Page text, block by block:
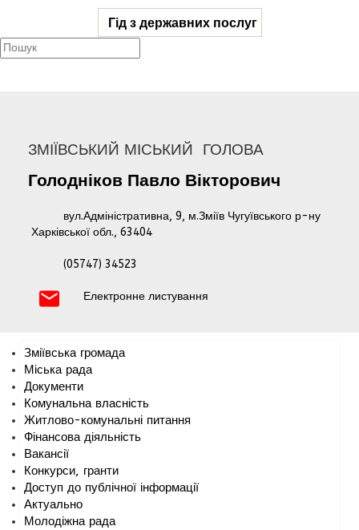
Гід з державних послуг
ЗМІЇВСЬКИЙ МІСЬКИЙ ГОЛОВА
Голодніков Павло Вікторович
вул.Адміністративна, 9, м.Зміїв Чугуївського р-ну
Харківської обл., 63404
(05747) 34523
Електронне листування
Зміївська громада
Міська рада
Документи
Комунальна власність
Житлово-комунальні питання
Фінансова діяльність
Вакансії
Конкурси, гранти
Доступ до публічної інформації
Актуально
Молодіжна рада